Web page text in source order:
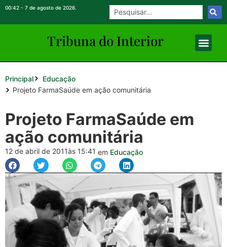
00:42 - 7 de agosto de 2026.
Tribuna do Interior
Principal
Educação
Projeto FarmaSaúde em ação comunitária
Projeto FarmaSaúde em
ação comunitária
12 de abril de 2011às 15:41 em Educação